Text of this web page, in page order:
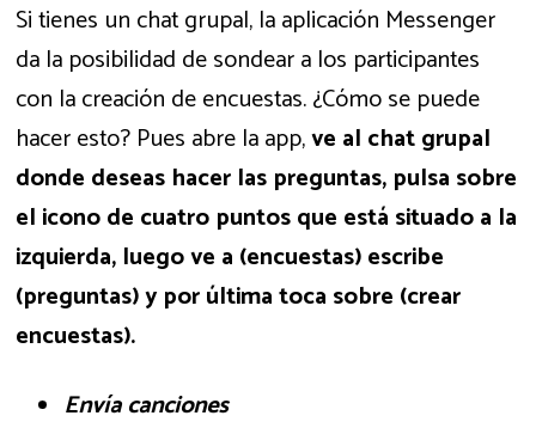
Si tienes un chat grupal, la aplicación Messenger
da la posibilidad de sondear a los participantes
con la creación de encuestas. ¿Cómo se puede
hacer esto? Pues abre la app,ve al chat grupal
donde deseas hacer las preguntas, pulsa sobre
el icono de cuatro puntos que está situado a la
izquierda, luego ve a (encuestas) escribe
(preguntas) y por última toca sobre (crear
encuestas).
Envía canciones